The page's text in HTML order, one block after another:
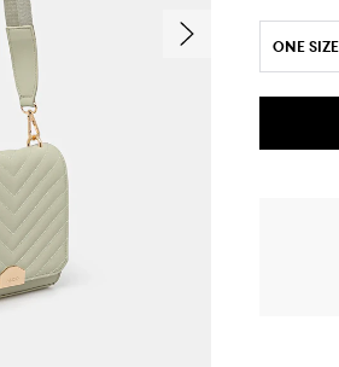
ONE SIZE